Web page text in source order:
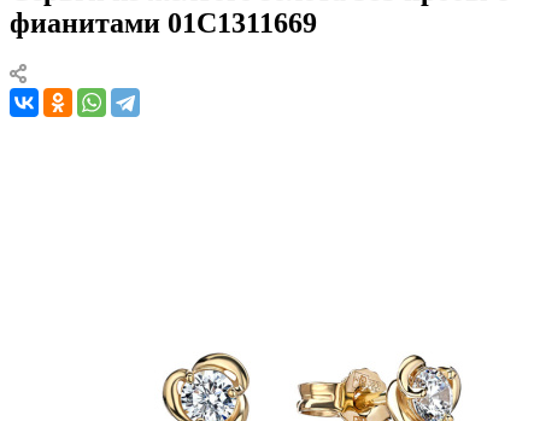
фианитами 01С1311669